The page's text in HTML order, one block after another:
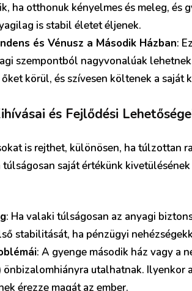
ha otthonuk kényelmes és meleg,
is stabil életet éljenek.
és Vénusz a Második Házban:
szempontból nagyvonalúak
körül, és szívesen költenek a saját
és Fejlődési
is rejthet, különösen, ha túlzottan
saját értékünk
: Ha valaki túlságosan az anyagi
stabilitását, ha pénzügyi
: A gyenge második ház vagy a
önbizalomhiányra utalhatnak. Ilyenkor
érezze magát az ember.